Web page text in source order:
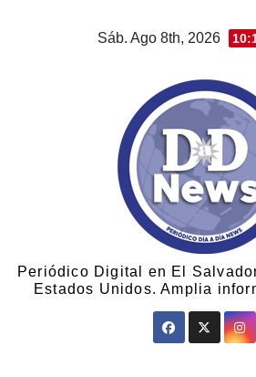
Sáb. Ago 8th, 2026
Periódico Digital en El
Estados Unidos. Amplia